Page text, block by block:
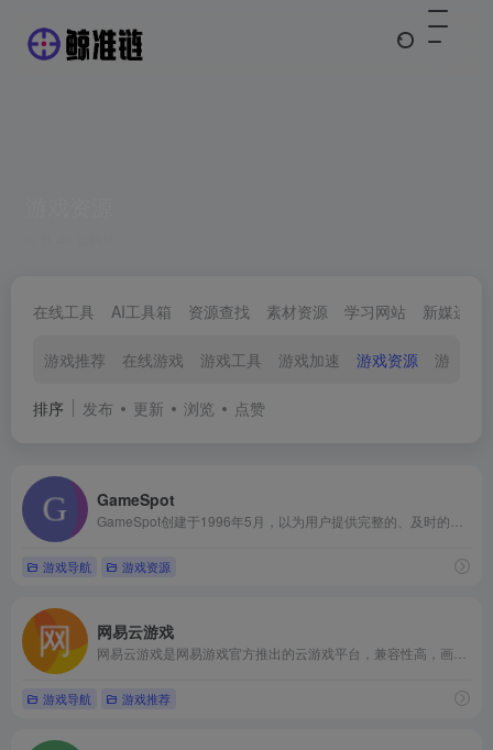
在线工具 AI工具箱 资源查找 素材资源 学习网站 新媒运营
游戏推荐 在线游戏 游戏工具 游戏加速 游戏资源 游戏平
排序 发布 更新 浏览 点赞
GameSpot
游戏导航 游戏资源
网易云游戏
游戏导航 游戏推荐